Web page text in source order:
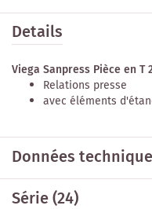
Details
Viega Sanpress Pièce en T
Relations presse
avec éléments
Données
Série(24)